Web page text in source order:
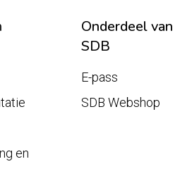
Onderdeel van
SDB
en
E-pass
SDB Webshop